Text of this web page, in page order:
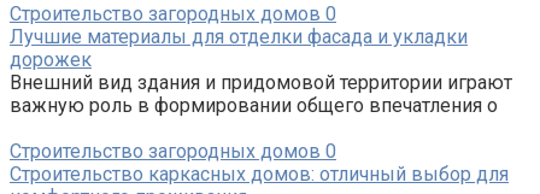
Строительство загородных домов 0
Лучшие материалы для отделки фасада и укладки
дорожек
Внешний вид здания и придомовой территории играют
важную роль в формировании общего впечатления о
Строительство загородных домов 0
Строительство каркасных домов: отличный выбор для